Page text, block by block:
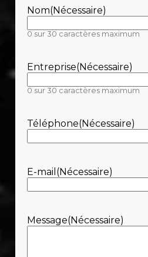
Nom(Nécessaire)
0 sur 30 caractères maximum
Entreprise(Nécessaire)
0 sur 30 caractères maximum
Téléphone(Nécessaire)
E-mail (Nécessaire)
Message(Nécessaire)